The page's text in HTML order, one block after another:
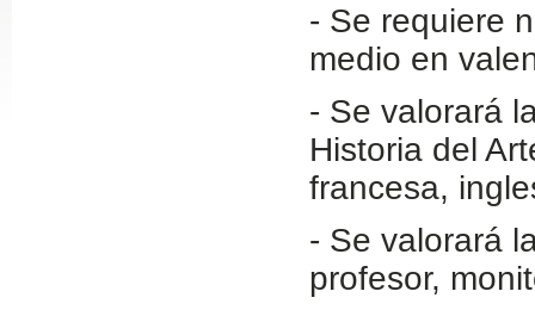
- Se requiere
medio en
- Se valorará
Historia del
francesa,
- Se valorará
profesor,